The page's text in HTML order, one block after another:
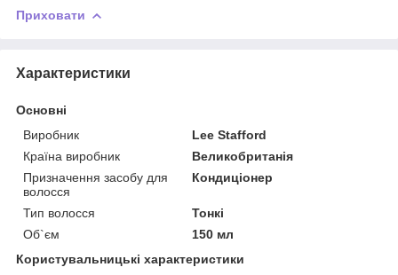
Приховати
Характеристики
Основні
Виробник
Lee Stafford
Країна виробник
Великобританія
Призначення засобу для
волосся
Кондиціонер
Тип волосся
Тонкі
Об`єм
150 мл
Користувальницькі характеристики